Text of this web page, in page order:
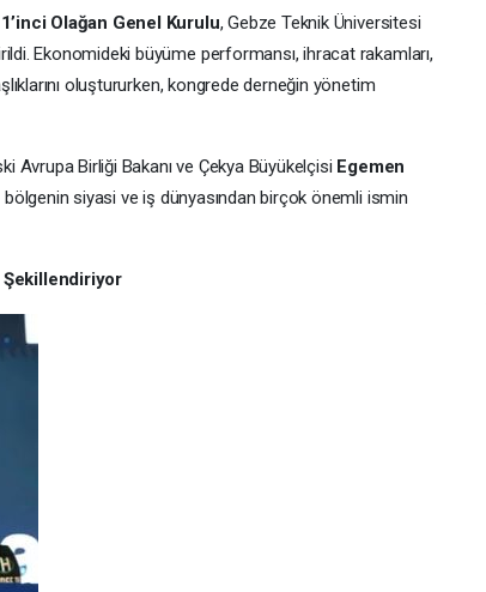
1’inci Olağan Genel Kurulu, Gebze Teknik Üniversitesi
Ekonomideki büyüme performansı, ihracat rakamları,
oluştururken, kongrede derneğin yönetim
Avrupa Birliği Bakanı ve Çekya Büyükelçisi Egemen
bölgenin siyasi ve iş dünyasından birçok önemli ismin
Şekillendiriyor